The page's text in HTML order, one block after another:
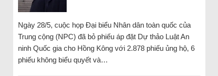
Ngày 28/5, cuộc họp Đại biểu Nhân dân toàn quốc của
Trung cộng (NPC) đã bỏ phiếu áp đặt Dự thảo Luật An
ninh Quốc gia cho Hồng Kông với 2.878 phiếu ủng hộ, 6
phiếu không biểu quyết và…